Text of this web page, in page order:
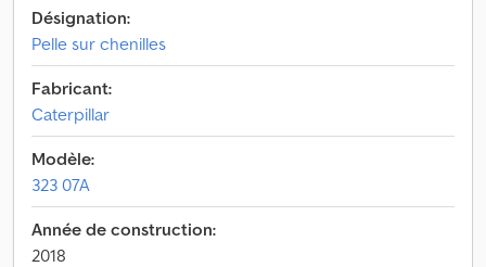
Désignation:
Pelle sur chenilles
Fabricant:
Caterpillar
Modèle:
323 07A
Année de construction:
2018